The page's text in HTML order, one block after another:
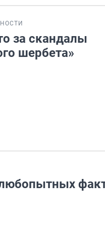
за скандалы
шербета»